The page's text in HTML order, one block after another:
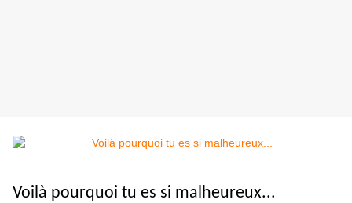
Voilà pourquoi tu es si malheureux...